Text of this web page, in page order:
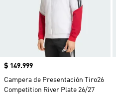
Precio
$ 149.999
Campera de Presentación Tiro26
Competition River Plate 26/27